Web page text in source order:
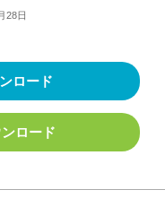
28日
ロード
ロード